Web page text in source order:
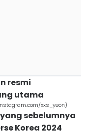
resmi
utama
xxs_yeon)
sebelumnya
Korea 2024